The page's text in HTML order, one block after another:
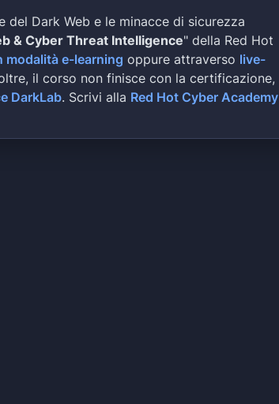
del Dark Web e le minacce di sicurezza
& Cyber Threat Intelligence" della Red Hot
modalità e-learning oppure attraverso live-
il corso non finisce con la certificazione,
DarkLab. Scrivi alla Red Hot Cyber Academy